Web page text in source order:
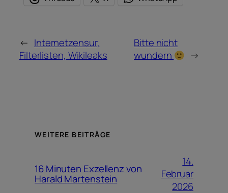
← Internetzensur,
Filterlisten, Wikileaks
Bitte nicht
wundern
→
WEITERE BEITRÄGE
16 Minuten Exzellenz von
Harald Martenstein
14.
Februar
2026